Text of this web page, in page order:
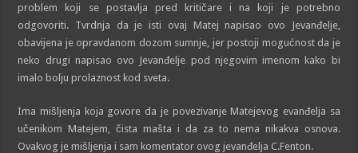
problem koji se postavlja pred kritičare i na koji je potrebno
odgovoriti. Tvrdnja da je isti ovaj Matej napisao ovo Jevanđelje,
obavijena je opravdanom dozom sumnje, jer postoji mogućnost da je
neko drugi napisao ovo Jevanđelje pod njegovim imenom kako bi
imalo bolju prolaznost kod sveta.
Ima mišljenja koja govore da je povezivanje Matejevog evanđelja sa
učenikom Matejem, čista mašta i da za to nema nikakva osnova.
Ovakvog je mišljenja i sam komentator ovog jevanđelja C.Fenton.